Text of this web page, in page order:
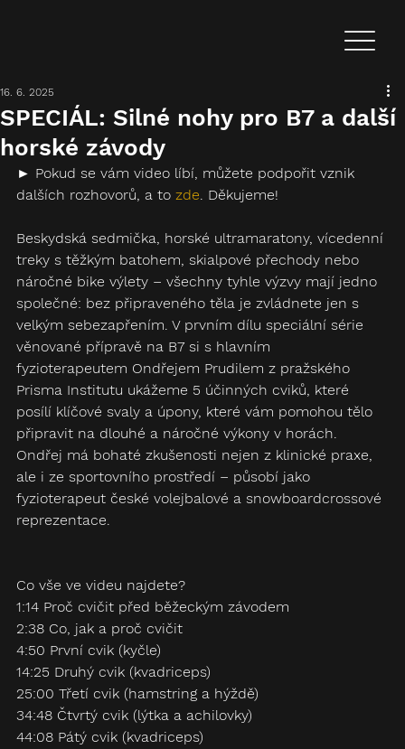
SPECIÁL: Silné nohy pro B7 a další
horské závody
16. 6. 2025
► Pokud se vám video líbí, můžete podpořit vznik
dalších rozhovorů, a to zde. Děkujeme!
Beskydská sedmička, horské ultramaratony, vícedenní
treky s těžkým batohem, skialpové přechody nebo
náročné bike výlety – všechny tyhle výzvy mají jedno
společné: bez připraveného těla je zvládnete jen s
velkým sebezapřením. V prvním dílu speciální série
věnované přípravě na B7 si s hlavním
fyzioterapeutem Ondřejem Prudilem z pražského
Prisma Institutu ukážeme 5 účinných cviků, které
posílí klíčové svaly a úpony, které vám pomohou tělo
připravit na dlouhé a náročné výkony v horách.
Ondřej má bohaté zkušenosti nejen z klinické praxe,
ale i ze sportovního prostředí – působí jako
fyzioterapeut české volejbalové a snowboardcrossové
reprezentace.
Co vše ve videu najdete?
1:14 Proč cvičit před běžeckým závodem
2:38 Co, jak a proč cvičit
4:50 První cvik (kyčle)
14:25 Druhý cvik (kvadriceps)
25:00 Třetí cvik (hamstring a hýždě)
34:48 Čtvrtý cvik (lýtka a achilovky)
44:08 Pátý cvik (kvadriceps)